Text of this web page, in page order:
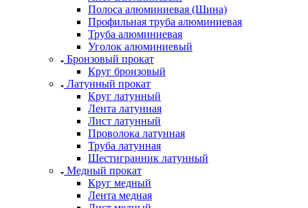
Полоса алюминиевая (Шина)
Профильная труба алюминиевая
Труба алюминиевая
Уголок алюминиевый
Бронзовый прокат
Круг бронзовый
Латунный прокат
Круг латунный
Лента латунная
Лист латунный
Проволока латунная
Труба латунная
Шестигранник латунный
Медный прокат
Круг медный
Лента медная